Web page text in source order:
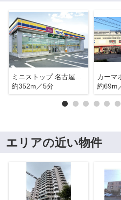
約352m／5分
約69m
エリアの近い物件